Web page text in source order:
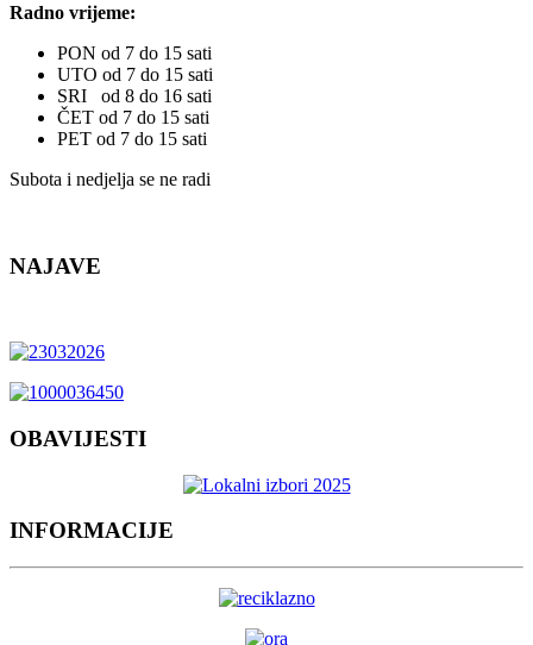
Radno vrijeme:
PON od 7 do 15 sati
UTO od 7 do 15 sati
SRI od 8 do 16 sati
ČET od 7 do 15 sati
PET od 7 do 15 sati
Subota i nedjelja se ne radi
NAJAVE
OBAVIJESTI
INFORMACIJE